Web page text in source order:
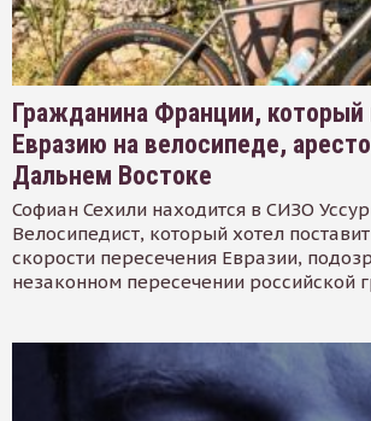
Гражданина Франции, который
Евразию на велосипеде,
Дальнем Востоке
Софиан Сехили находится в СИЗО
Велосипедист, который хотел
скорости пересечения Евразии,
незаконном пересечении российской